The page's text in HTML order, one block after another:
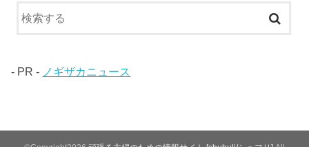
- PR - ノギザカニュース